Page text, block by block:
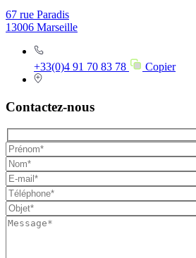
67 rue Paradis
13006 Marseille
+33(0)4 91 70 83 78 Copier
Contactez-nous